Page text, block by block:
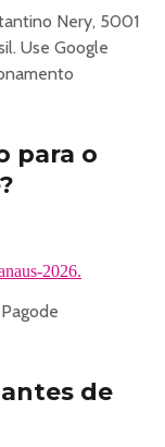
Nery, 5001
Use Google
para o
2026.
de